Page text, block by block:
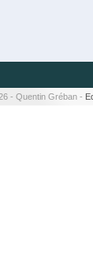
- Quentin Gréban -